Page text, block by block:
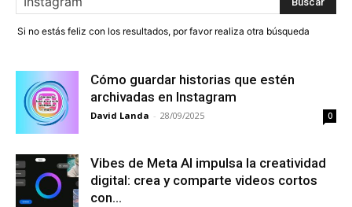
Si no estás feliz con los resultados, por favor realiza otra búsqueda
Cómo guardar historias que estén
archivadas en Instagram
David Landa - 28/09/2025 0
Vibes de Meta AI impulsa la creatividad
digital: crea y comparte videos cortos
con...